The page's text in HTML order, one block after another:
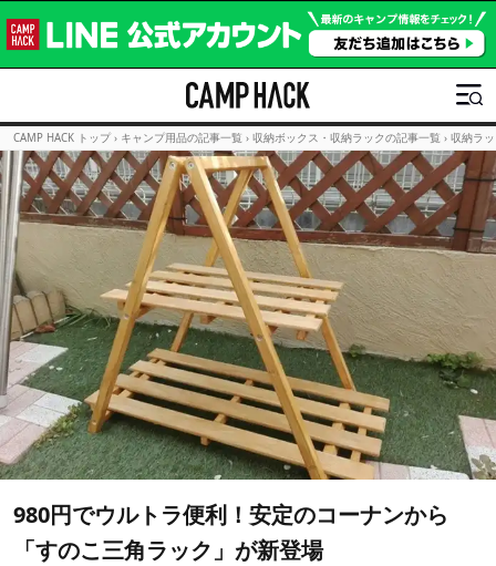
CAMP HACK トップ › キャンプ用品の記事一覧 › 収納ボックス・収納ラックの記事一覧 › 収納ラ
980円でウルトラ便利！安定のコーナンから
「すのこ三角ラック」が新登場